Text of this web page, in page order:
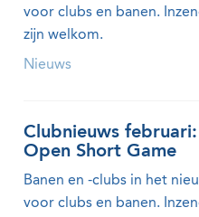
voor clubs en banen.
zijn welkom.
Nieuws
Clubnieuws
Open Short Game
Banen en -clubs in het
voor clubs en banen.